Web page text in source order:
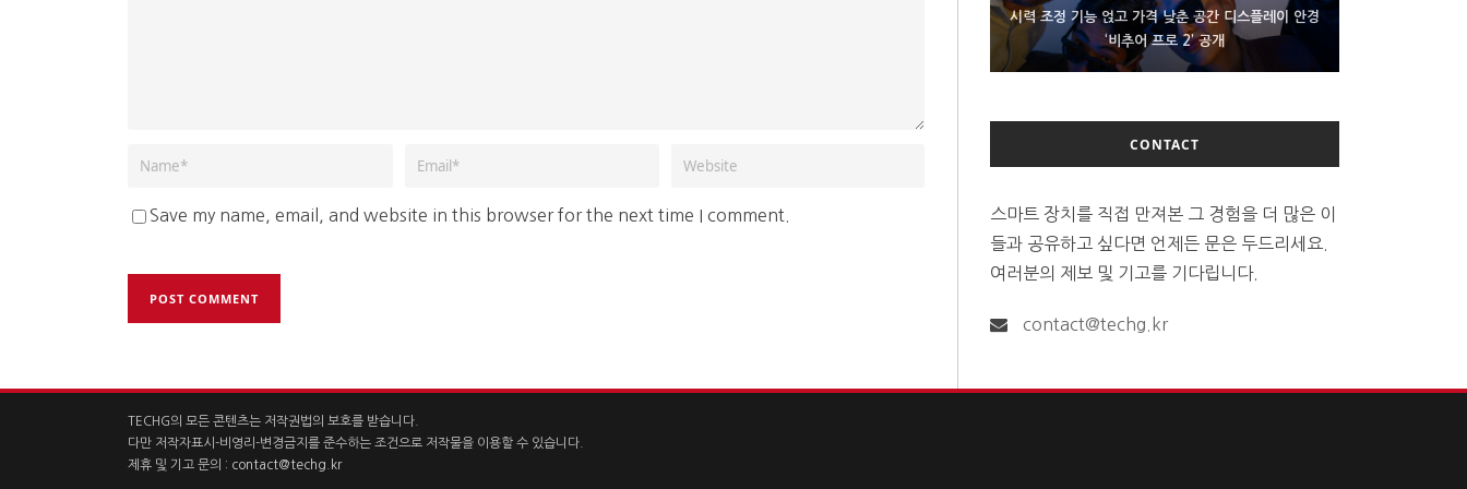
Save my name, email, and website in this browser for the next time I comment.
시력 조정 기능 얹고 가격 낮춘 공간 디스플레이 안경
‘비추어 프로 2’ 공개
D램 부족에 10억달러어치 아이폰18 프로세서 패키징
대기 중
300~400달러 반지형 스피커 준비하는 오픈AI
CONTACT
스마트 장치를 직접 만져본 그 경험을 더 많은 이
들과 공유하고 싶다면 언제든 문은 두드리세요.
여러분의 제보 및 기고를 기다립니다.
contact@techg.kr
TECHG의 모든 콘텐츠는 저작권법의 보호를 받습니다.
다만 저작자표시-비영리-변경금지를 준수하는 조건으로 저작물을 이용할 수 있습니다.
제휴 및 기고 문의 : contact@techg.kr